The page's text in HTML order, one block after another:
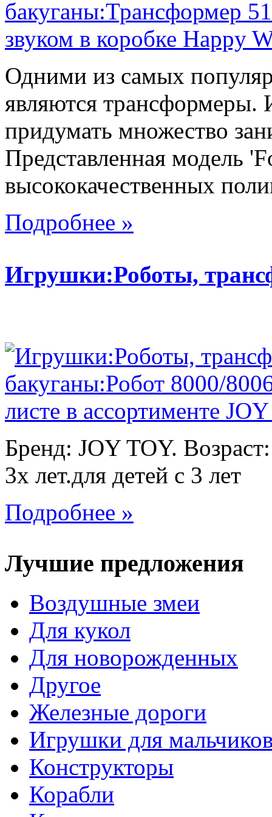
Одними из самых
являются
придумать множество
Представленная модель
высококачественных
Подробнее »
Игрушки:Роботы,
Бренд: JOY TOY.
3х лет.для детей с 3 лет
Подробнее »
Лучшие предложения
Воздушные змеи
Для кукол
Для новорожденных
Другое
Железные дороги
Игрушки для
Конструкторы
Корабли